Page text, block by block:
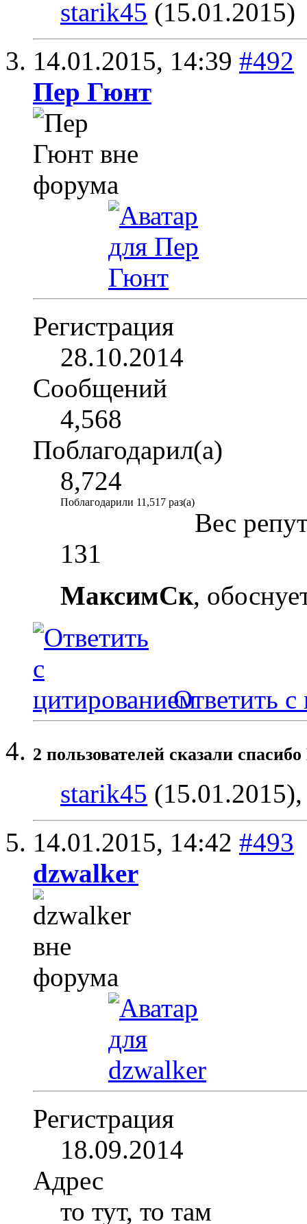
starik45 (15.01.2015)
14.01.2015, 14:39 #492
Пер Гюнт
Регистрация
28.10.2014
Сообщений
4,568
Поблагодарил(а)
8,724
Поблагодарили 11,517 раз(а)
Вес
131
МаксимСк,
Ответить с
2 пользователей сказали
starik45
14.01.2015, 14:42 #493
dzwalker
Регистрация
18.09.2014
Адрес
то тут, то там